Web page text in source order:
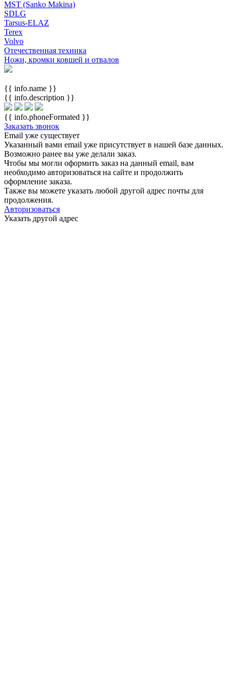
MST (Sanko Makina)
SDLG
Tarsus-ELAZ
Terex
Volvo
Отечественная техника
Ножи, кромки ковшей и отвалов
{{ info.name }}
{{ info.description }}
{{ info.phoneFormated }}
Заказать звонок
Email уже существует
Указанный вами email уже присутствует в нашей базе данных.
Возможно ранее вы уже делали заказ.
Чтобы мы могли оформить заказ на данный email, вам
необходимо авторизоваться на сайте и продолжить
оформление заказа.
Также вы можете указать любой другой адрес почты для
продолжения.
Авторизоваться
Указать другой адрес